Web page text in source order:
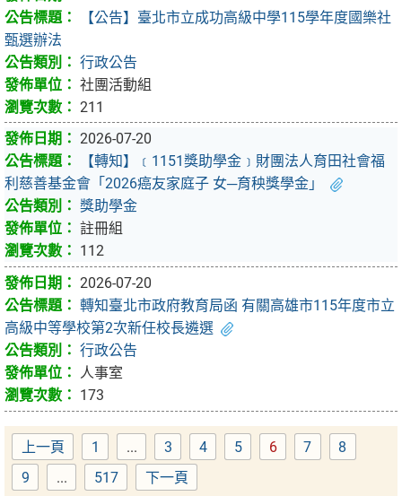
【公告】臺北市立成功高級中學115學年度國樂社
甄選辦法
行政公告
社團活動組
211
2026-07-20
【轉知】﹝1151獎助學金﹞財團法人育田社會福
利慈善基金會「2026癌友家庭子 女─育秧獎學金」
獎助學金
註冊組
112
2026-07-20
轉知臺北市政府教育局函 有關高雄市115年度市立
高級中等學校第2次新任校長遴選
行政公告
人事室
173
上一頁 Page
1 ... Page
3 Page
4 Page
5 Page
6 Page
7 8
Page
9 ... Page
517 下一頁